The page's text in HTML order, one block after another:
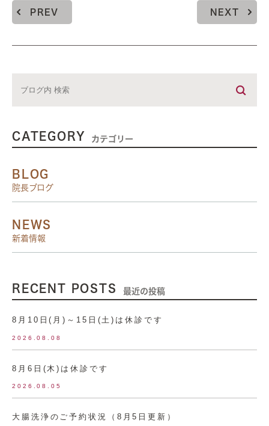
PREV NEXT
CATEGORY カテゴリー
BLOG
院長ブログ
NEWS
新着情報
RECENT POSTS 最近の投稿
8月10日(月)～15日(土)は休診です
2026.08.08
8月6日(木)は休診です
2026.08.05
大腸洗浄のご予約状況（8月5日更新）